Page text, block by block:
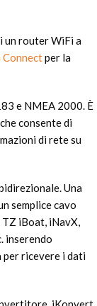
un router WiFi a
Connectper la
e NMEA 2000. È
consente di
di rete su
Una
semplice cavo
TZ iBoat, iNavX,
inserendo
per ricevere i dati